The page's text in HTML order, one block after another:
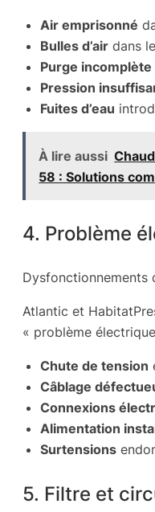
Air emprisonné
Bulles d’air dans
Purge incomplète
Pression
Fuites d’eau
À lire aussi
58 : Solutions
4. Problème
Dysfonctionnements
Atlantic et
« problème
Chute de tension
Câblage
Connexions
Alimentation
Surtensions
5. Filtre et